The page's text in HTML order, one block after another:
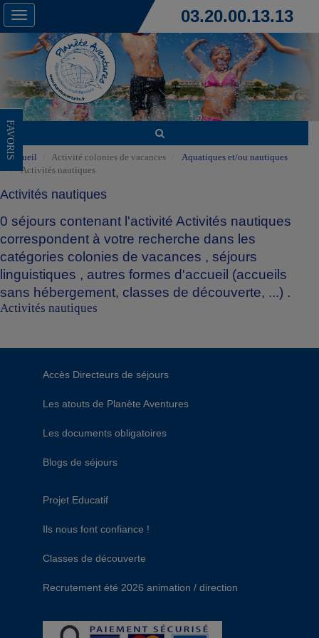
Toggle
navigation
03.20.00.13.13
FAVORIS
Accueil Activité colonies de vacances
Aquatiques et/ou nautiques
Activités nautiques
Activités nautiques
0 séjours contenant l'activité Activités nautiques
correspondent à votre recherche dans les
catégories colonies de vacances , séjours
linguistiques , autres formes d'accueil (accueils
sans hébergement, classes de découverte, ...) .
Activités nautiques
Accès Directeurs de séjours
Les atouts de Planète Aventures
Les documents obligatoires
Blogs de séjours
Projet Educatif
Ils nous font confiance !
Classes de découverte
Recrutement été 2026 animation / direction